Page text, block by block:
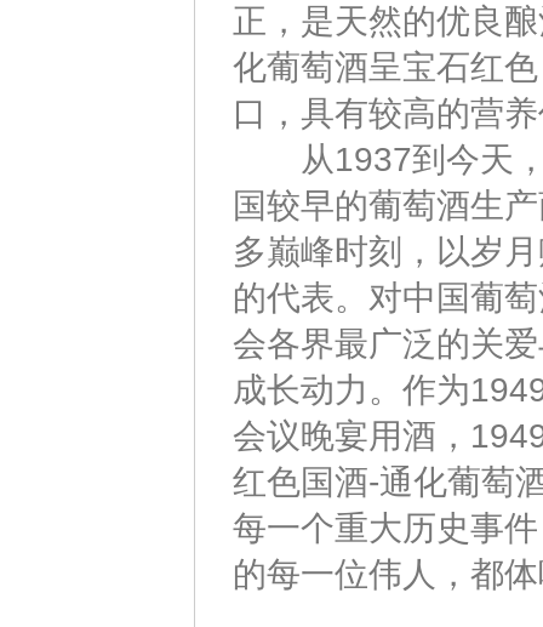
正，是天然的优良
化葡萄酒呈宝石红
口，具有较高的营
从1937到今天，
国较早的葡萄酒生
多巅峰时刻，以岁
的代表。对中国葡
会各界最广泛的关
成长动力。作为
会议晚宴用酒，
红色国酒-通化葡萄
每一个重大历史事
的每一位伟人，都